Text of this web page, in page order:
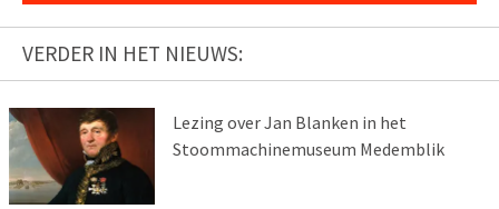
VERDER IN HET NIEUWS:
Lezing over Jan Blanken in het
Stoommachinemuseum Medemblik